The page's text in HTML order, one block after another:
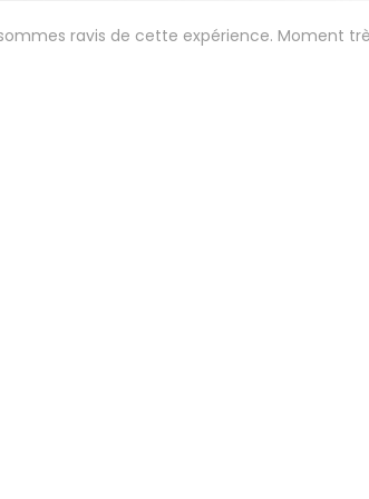
ravis de cette expérience. Moment